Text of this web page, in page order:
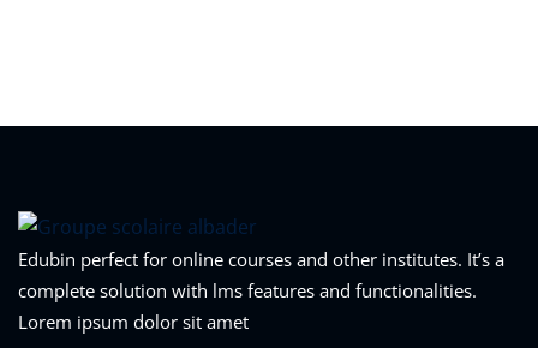
Edubin perfect for online courses and other institutes. It’s a
complete solution with lms features and functionalities.
Lorem ipsum dolor sit amet